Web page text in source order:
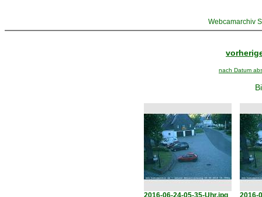
Webcamarchiv
nach Datum
2016-06-24-05-35-Uhr.jpg 2016-